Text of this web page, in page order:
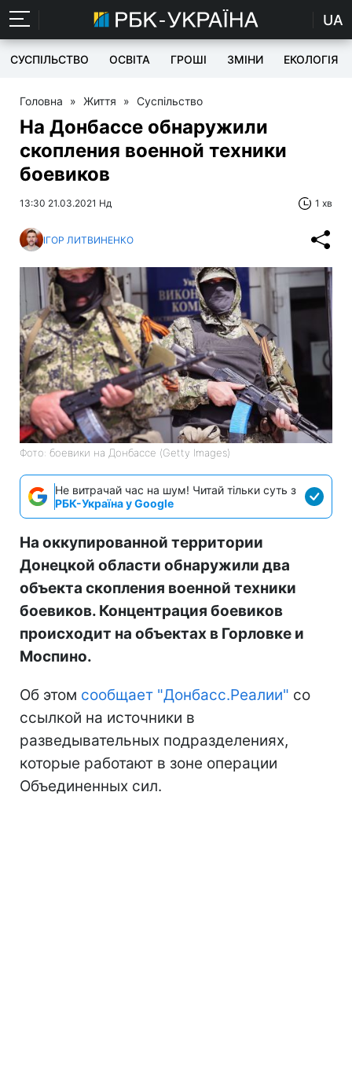
UA
СУСПІЛЬСТВО ОСВІТА ГРОШІ ЗМІНИ ЕКОЛОГІЯ
Головна » Життя » Суспільство
На Донбассе обнаружили
скопления военной техники
боевиков
13:30 21.03.2021 Нд 1 хв
ІГОР ЛИТВИНЕНКО
Фото: боевики на Донбассе (Getty Images)
Не витрачай час на шум! Читай тільки суть з
РБК-Україна у Google
На оккупированной территории
Донецкой области обнаружили два
объекта скопления военной техники
боевиков. Концентрация боевиков
происходит на объектах в Горловке и
Моспино.
Об этом сообщает "Донбасс.Реалии" со
ссылкой на источники в
разведывательных подразделениях,
которые работают в зоне операции
Объединенных сил.